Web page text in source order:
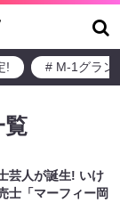
! # M-1グラン
覧
芸人が誕生! いけ
士「マーフィー岡